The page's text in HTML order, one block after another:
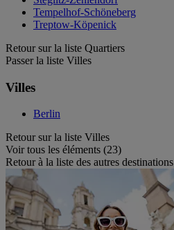
Tempelhof-Schöneberg
Treptow-Köpenick
Retour sur la liste Quartiers
Passer la liste Villes
Villes
Berlin
Retour sur la liste Villes
Voir tous les éléments (23)
Retour à la liste des autres destinations